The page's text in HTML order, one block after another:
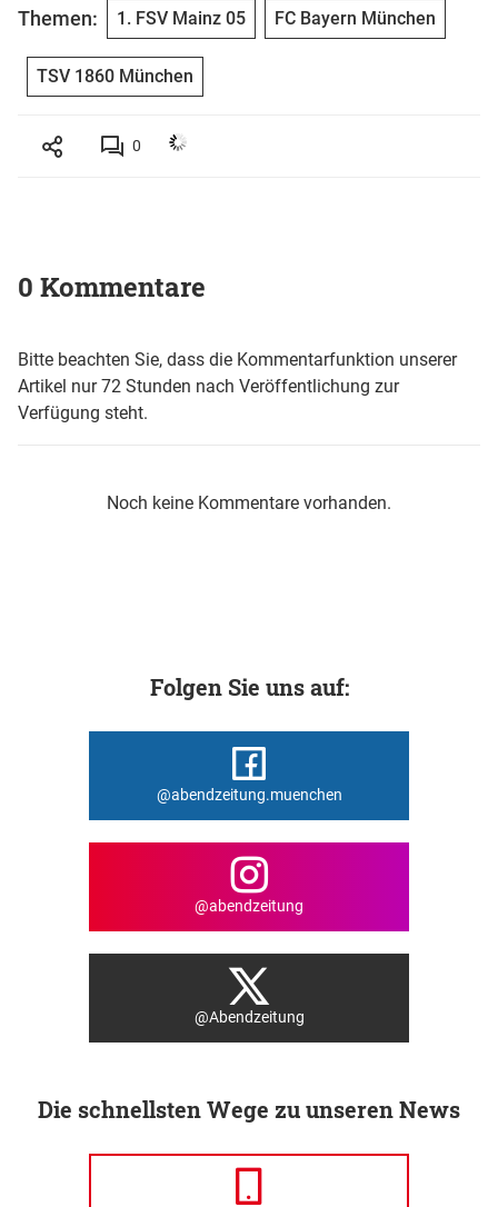
Themen: 1. FSV Mainz 05 FC Bayern München
TSV 1860 München
0
0 Kommentare
Bitte beachten Sie, dass die Kommentarfunktion unserer
Artikel nur 72 Stunden nach Veröffentlichung zur
Verfügung steht.
Noch keine Kommentare vorhanden.
Folgen Sie uns auf:
@abendzeitung.muenchen
@abendzeitung
@Abendzeitung
Die schnellsten Wege zu unseren News